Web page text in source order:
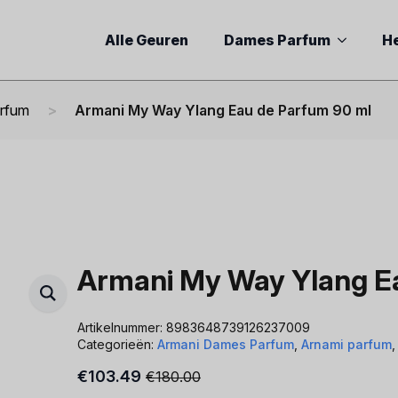
Alle Geuren Dames Parfum
Armani My Way Ylang Eau de Parfum 90 ml
Armani My Way Ylang
Artikelnummer:8983648739126237009
Categorieën:Armani Dames Parfum ,Arnami parfum
€180.00
Oorspronkelijke
€103.49
Huidige